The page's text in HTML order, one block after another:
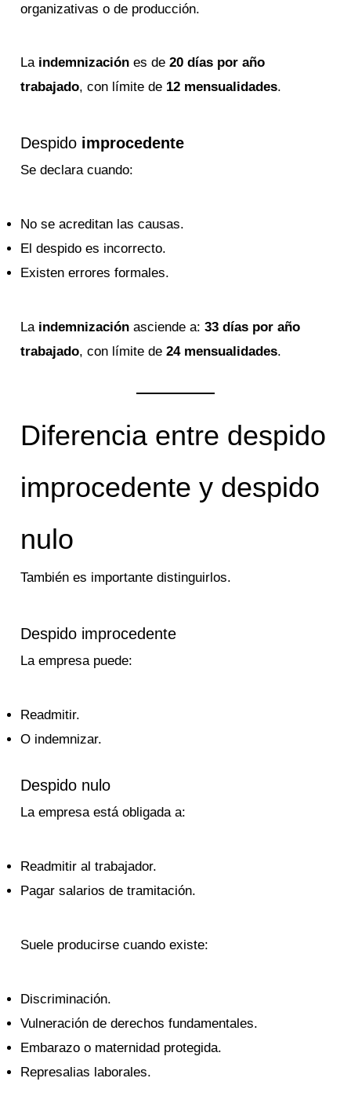
organizativas o de producción.
La indemnizaciónes de20 días por año
trabajado, con límite de 12 mensualidades.
Despido improcedente
Se declara cuando:
No se acreditan las causas.
El despido es incorrecto.
Existen errores formales.
La indemnizaciónasciende a:33 días por año
trabajado, con límite de24 mensualidades.
Diferencia entre despido
improcedente y despido
nulo
También es importante distinguirlos.
Despido improcedente
La empresa puede:
Readmitir.
O indemnizar.
Despido nulo
La empresa está obligada a:
Readmitir al trabajador.
Pagar salarios de tramitación.
Suele producirse cuando existe:
Discriminación.
Vulneración de derechos fundamentales.
Embarazo o maternidad protegida.
Represalias laborales.